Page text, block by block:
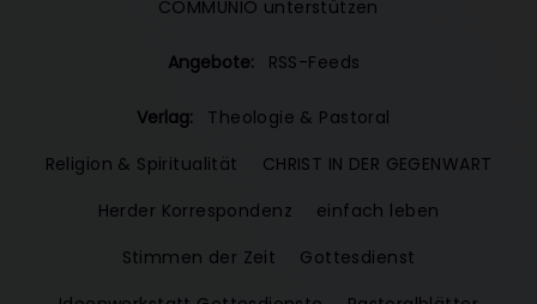
COMMUNIO unterstützen
Angebote: RSS-Feeds
Verlag:
Theologie & Pastoral
Religion & Spiritualität
CHRIST IN DER GEGENWART
Herder Korrespondenz
einfach leben
Stimmen der Zeit
Gottesdienst